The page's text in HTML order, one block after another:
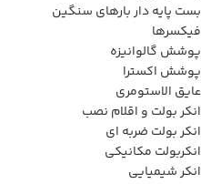
بست پایه دار بارهای سنگین
فیکسرها
پوشش گالوانیزه
پوشش اکسترا
عایق الاستومری
انکر بولت و اقلام نصب
انکر بولت ضربه ای
انکربولت مکانیکی
انکر شیمیایی